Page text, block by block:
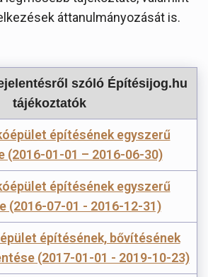
áttanulmányozását is.
szóló Építésijog.hu
tájékoztatók
építésének egyszerű
(2016-01-01 – 2016-06-30)
építésének egyszerű
(2016-07-01 - 2016-12-31)
építésének, bővítésének
(2017-01-01 - 2019-10-23)